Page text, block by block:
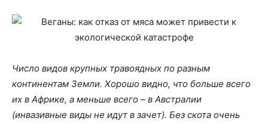
Число видов крупных травоядных по разным
континентам Земли. Хорошо видно, что больше всего
их в Африке, а меньше всего – в Австралии
(инвазивные виды не идут в зачет). Без скота очень